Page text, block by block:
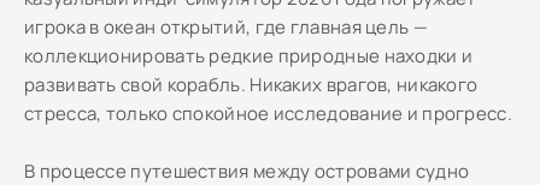
игрока в океан открытий, где главная цель —
коллекционировать редкие природные находки и
развивать свой корабль. Никаких врагов, никакого
стресса, только спокойное исследование и прогресс.
В процессе путешествия между островами судно